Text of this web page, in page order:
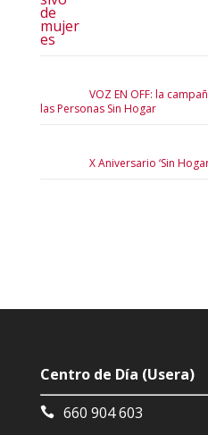
VOZ EN OFF: la
las Personas Sin Hogar
X Aniversario ‘Sin
Centro de Día (Usera)
660 904 603